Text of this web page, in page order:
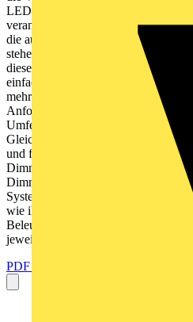
LEDs die hohen Anforderungen, die
verantwortungsvollen Umgang mit
die auch im Einklang mit der
stehen, die den Beleuchtungsmarkt
diesem Zusammenhang wchst auch
einfachen und zuverlssigen
mehr und mehr als ideale
Anforderungen im privaten
Umfeld, zum Beispiel in Hotels,
Gleichzeitig sind weiterhin auch
und fr alle wird eine berzeugende
Dimmerlsungen | Dimmen neu
Dimmer2015-Brosch-
Systemelektronik 09.03.15 14:50
wie ihr Steuergert Unterschiedliche
Beleuchtung, fr Sie die aufwendige
jeweils auf sie zugeschnit-...
PDF öffnen